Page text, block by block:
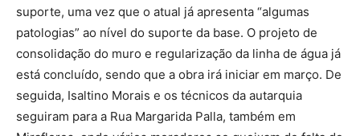
suporte, uma vez que o atual já apresenta “algumas
patologias” ao nível do suporte da base. O projeto de
consolidação do muro e regularização da linha de água já
está concluído, sendo que a obra irá iniciar em março. De
seguida, Isaltino Morais e os técnicos da autarquia
seguiram para a Rua Margarida Palla, também em